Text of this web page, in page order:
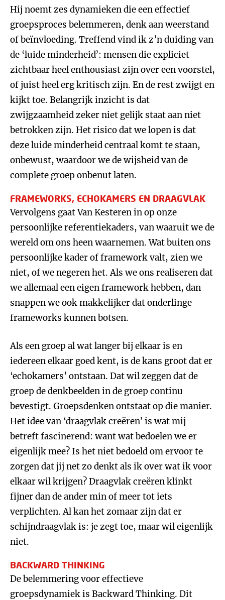
Hij noemt zes dynamieken die een effectief
groepsproces belemmeren, denk aan weerstand
of beïnvloeding. Treffend vind ik z’n duiding van
de ‘luide minderheid’: mensen die expliciet
zichtbaar heel enthousiast zijn over een voorstel,
of juist heel erg kritisch zijn. En de rest zwijgt en
kijkt toe. Belangrijk inzicht is dat
zwijgzaamheid zeker niet gelijk staat aan niet
betrokken zijn. Het risico dat we lopen is dat
deze luide minderheid centraal komt te staan,
onbewust, waardoor we de wijsheid van de
complete groep onbenut laten.
FRAMEWORKS, ECHOKAMERS EN DRAAGVLAK
Vervolgens gaat Van Kesteren in op onze
persoonlijke referentiekaders, van waaruit we de
wereld om ons heen waarnemen. Wat buiten ons
persoonlijke kader of framework valt, zien we
niet, of we negeren het. Als we ons realiseren dat
we allemaal een eigen framework hebben, dan
snappen we ook makkelijker dat onderlinge
frameworks kunnen botsen.
Als een groep al wat langer bij elkaar is en
iedereen elkaar goed kent, is de kans groot dat er
‘echokamers’ ontstaan. Dat wil zeggen dat de
groep de denkbeelden in de groep continu
bevestigt. Groepsdenken ontstaat op die manier.
Het idee van ‘draagvlak creëren’ is wat mij
betreft fascinerend: want wat bedoelen we er
eigenlijk mee? Is het niet bedoeld om ervoor te
zorgen dat jij net zo denkt als ik over wat ik voor
elkaar wil krijgen? Draagvlak creëren klinkt
fijner dan de ander min of meer tot iets
verplichten. Al kan het zomaar zijn dat er
schijndraagvlak is: je zegt toe, maar wil eigenlijk
niet.
BACKWARD THINKING
De belemmering voor effectieve
groepsdynamiek is Backward Thinking. Dit